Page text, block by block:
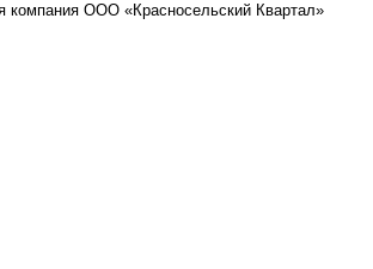
ООО «Красносельский Квартал»